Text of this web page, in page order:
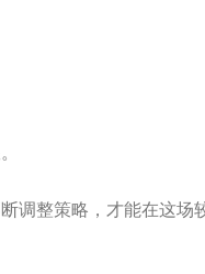
调整策略，才能在这场